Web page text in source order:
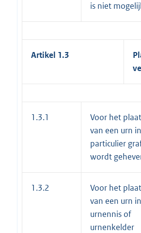
is niet
Artikel 1.3
1.3.1
Voor het
van een urn
particulier
wordt
1.3.2
Voor het
van een urn
urnennis of
urnenkelder